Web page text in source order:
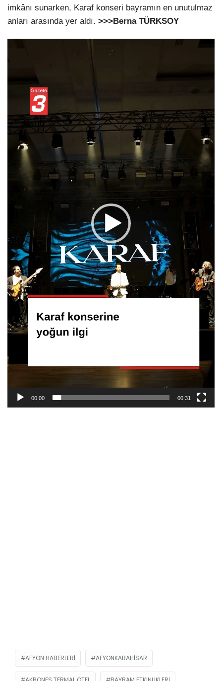
imkânı sunarken, Karaf konseri bayramın en unutulmaz
anları arasında yer aldı. >>>Berna TÜRKSOY
oynatıcı
00:00 00:31
AFYON HABERLERI AFYONKARAHISAR